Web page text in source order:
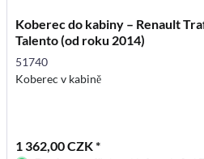
Koberec do kabiny – Renault
Talento (od roku 2014)
51740
Koberec v kabině
1 362,00 CZK *